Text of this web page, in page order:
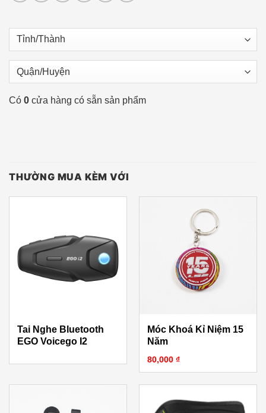
Có 0 cửa hàng có sẵn sản phẩm
THƯỜNG MUA KÈM VỚI
Tai Nghe Bluetooth
EGO Voicego I2
Móc Khoá Kỉ Niệm 15
Năm
80,000₫